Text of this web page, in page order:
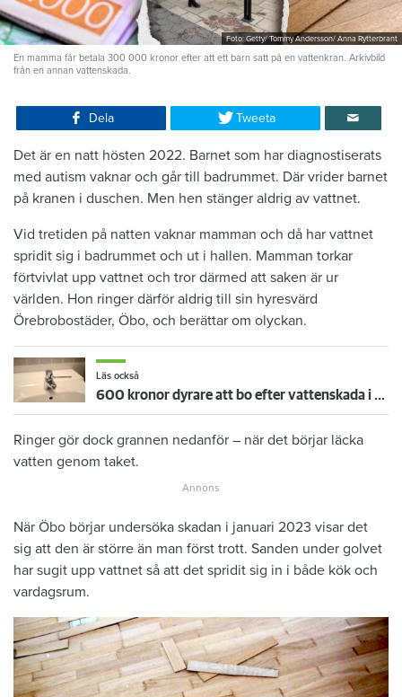
Foto: Getty/ Tommy Andersson/ Anna Rytterbrant
En mamma får betala 300 000 kronor efter att ett barn satt på en vattenkran. Arkivbild
från en annan vattenskada.
Dela Tweeta
Det är en natt hösten 2022. Barnet som har diagnostiserats
med autism vaknar och går till badrummet. Där vrider barnet
på kranen i duschen. Men hen stänger aldrig av vattnet.
Vid tretiden på natten vaknar mamman och då har vattnet
spridit sig i badrummet och ut i hallen. Mamman torkar
förtvivlat upp vattnet och tror därmed att saken är ur
världen. Hon ringer därför aldrig till sin hyresvärd
Örebrobostäder, Öbo, och berättar om olyckan.
Läs också
600 kronor dyrare att bo efter vattenskada i Varberg
Ringer gör dock grannen nedanför – när det börjar läcka
vatten genom taket.
När Öbo börjar undersöka skadan i januari 2023 visar det
sig att den är större än man först trott. Sanden under golvet
har sugit upp vattnet så att det spridit sig in i både kök och
vardagsrum.